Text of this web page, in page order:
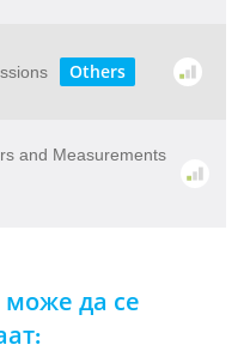
Others
and Measurements
може да се